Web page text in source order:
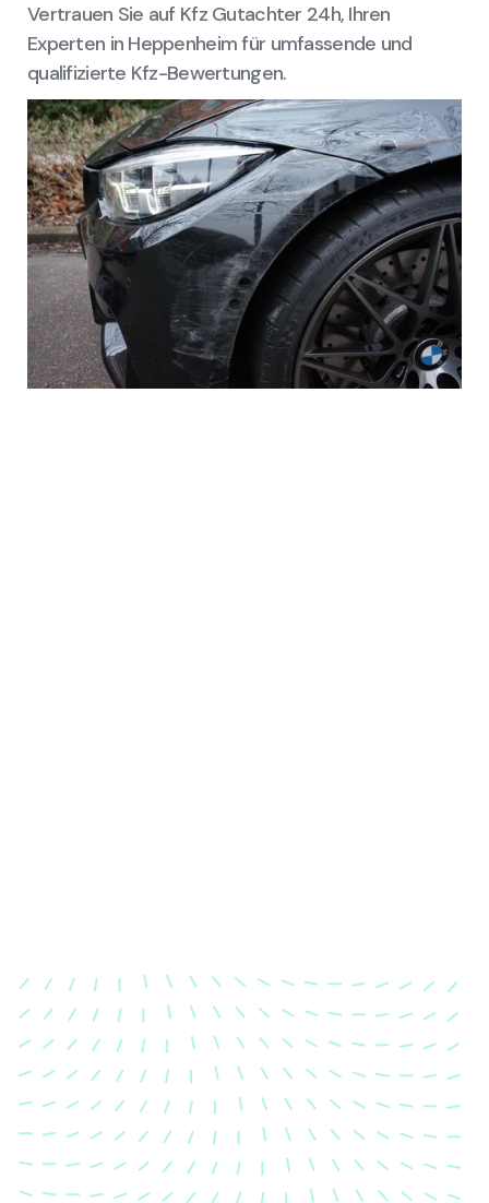
Vertrauen Sie auf Kfz Gutachter 24h, Ihren
Experten in Heppenheim für umfassende und
qualifizierte Kfz-Bewertungen.
Karosserievermessung
Unsere exakte Karosserievermessung stellt sicher,
dass Ihre Fahrzeugkarosserie nach einem Unfall
wieder in ihren ursprünglichen Zustand gebracht